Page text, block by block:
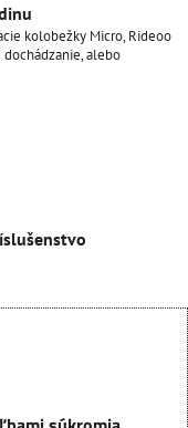
kolobežky Micro, Rideoo
dochádzanie, alebo